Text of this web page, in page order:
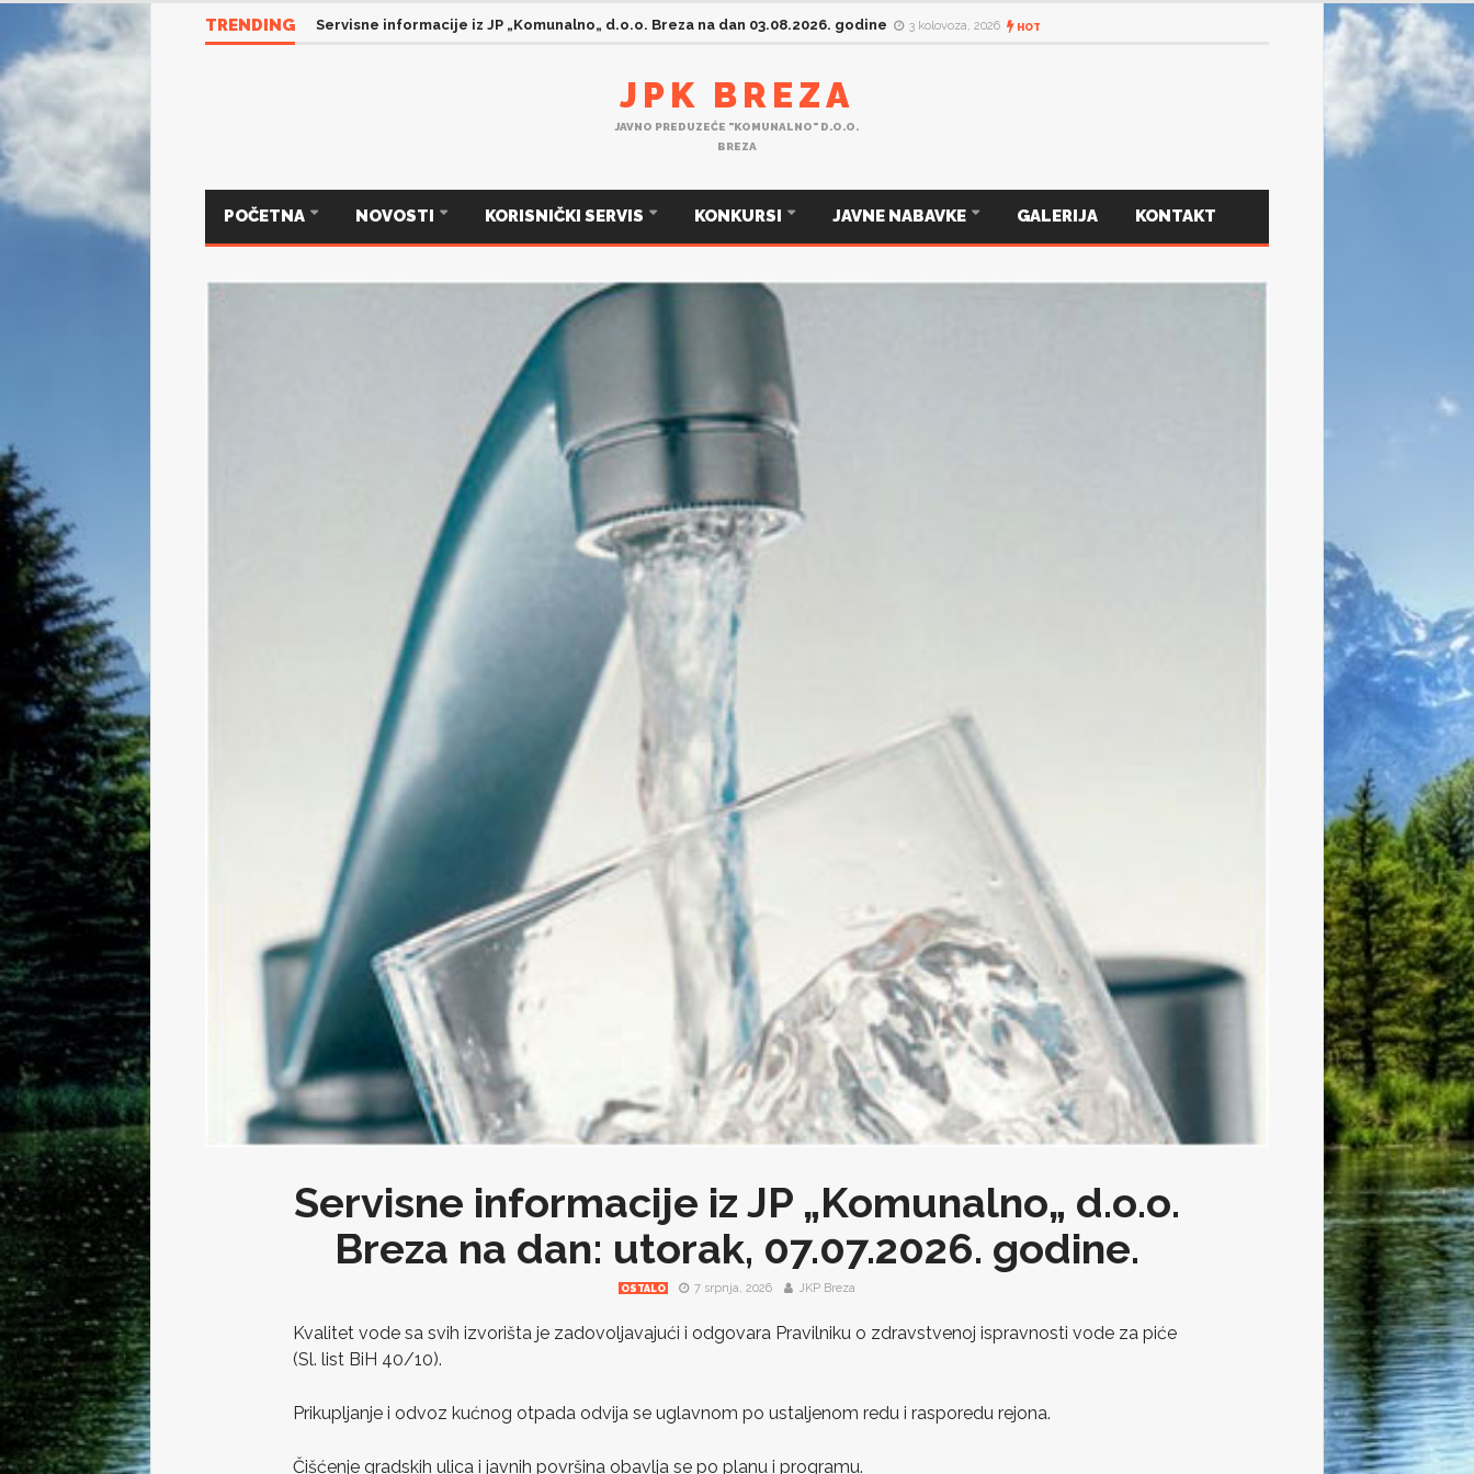
TRENDING Servisne informacije iz JP „Komunalno„ d.o.o. Breza na dan 03.08.2026. godine 3 kolovoza, 2026 HOT
JPK BREZA
JAVNO PREDUZEĆE "KOMUNALNO" D.O.O.
BREZA
POČETNA NOVOSTI KORISNIČKI SERVIS KONKURSI JAVNE NABAVKE GALERIJA KONTAKT
Servisne informacije iz JP „Komunalno„ d.o.o.
Breza na dan: utorak, 07.07.2026. godine.
OSTALO 7 srpnja, 2026 JKP Breza
Kvalitet vode sa svih izvorišta je zadovoljavajući i odgovara Pravilniku o zdravstvenoj ispravnosti vode za piće
(Sl. list BiH 40/10).
Prikupljanje i odvoz kućnog otpada odvija se uglavnom po ustaljenom redu i rasporedu rejona.
Čišćenje gradskih ulica i javnih površina obavlja se po planu i programu.